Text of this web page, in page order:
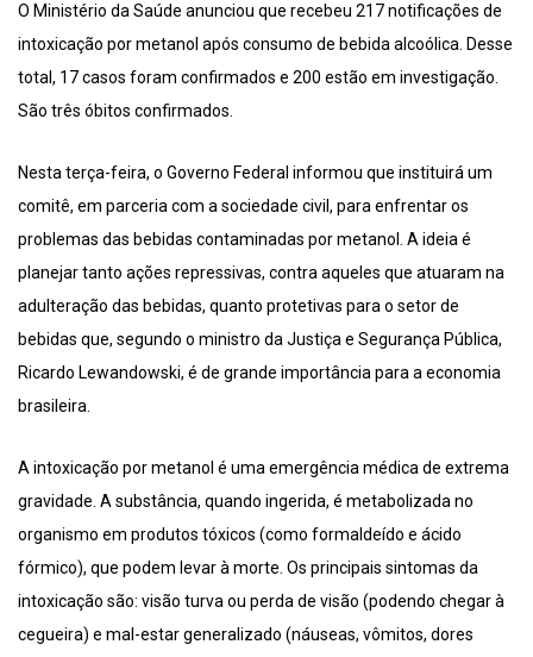
O Ministério da Saúde anunciou que recebeu 217 notificações de
intoxicação por metanol após consumo de bebida alcoólica. Desse
total, 17 casos foram confirmados e 200 estão em investigação.
São três óbitos confirmados.
Nesta terça-feira, o Governo Federal informou que instituirá um
comitê, em parceria com a sociedade civil, para enfrentar os
problemas das bebidas contaminadas por metanol. A ideia é
planejar tanto ações repressivas, contra aqueles que atuaram na
adulteração das bebidas, quanto protetivas para o setor de
bebidas que, segundo o ministro da Justiça e Segurança Pública,
Ricardo Lewandowski, é de grande importância para a economia
brasileira.
A intoxicação por metanol é uma emergência médica de extrema
gravidade. A substância, quando ingerida, é metabolizada no
organismo em produtos tóxicos (como formaldeído e ácido
fórmico), que podem levar à morte. Os principais sintomas da
intoxicação são: visão turva ou perda de visão (podendo chegar à
cegueira) e mal-estar generalizado (náuseas, vômitos, dores